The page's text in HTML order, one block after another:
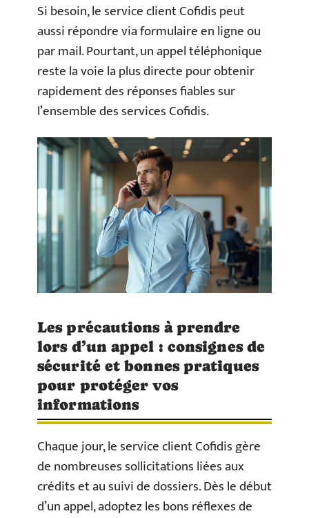
Si besoin, le service client Cofidis peut
aussi répondre via formulaire en ligne ou
par mail. Pourtant, un appel téléphonique
reste la voie la plus directe pour obtenir
rapidement des réponses fiables sur
l’ensemble des services Cofidis.
Les précautions à prendre
lors d’un appel : consignes de
sécurité et bonnes pratiques
pour protéger vos
informations
Chaque jour, le service client Cofidis gère
de nombreuses sollicitations liées aux
crédits et au suivi de dossiers. Dès le début
d’un appel, adoptez les bons réflexes de